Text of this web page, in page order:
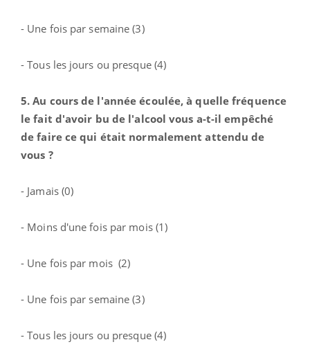
- Une fois par semaine (3)
- Tous les jours ou presque (4)
5. Au cours de l'année écoulée, à quelle fréquence
le fait d'avoir bu de l'alcool vous a-t-il empêché
de faire ce qui était normalement attendu de
vous ?
- Jamais (0)
- Moins d'une fois par mois (1)
- Une fois par mois (2)
- Une fois par semaine (3)
- Tous les jours ou presque (4)